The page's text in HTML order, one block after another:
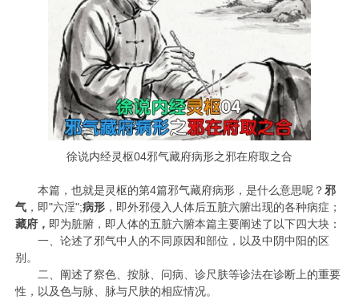
徐说内经灵枢04邪气藏府病形之邪在府取之合
本篇，也就是灵枢的第4篇邪气藏府病形，是什么意思呢？邪
气 ，即"六淫";病形 ，即外邪侵入人体后五脏六腑出现的各种病症；
藏府， 即为脏腑，即人体的五脏六腑本篇主要阐述了以下四大块：
一、论述了邪气中人的不同原因和部位，以及中阴中阳的区
别。
二、阐述了察色、按脉、问病、诊尺肤等诊法在诊断上的重要
性，以及色与脉、脉与尺肤的相应情况。